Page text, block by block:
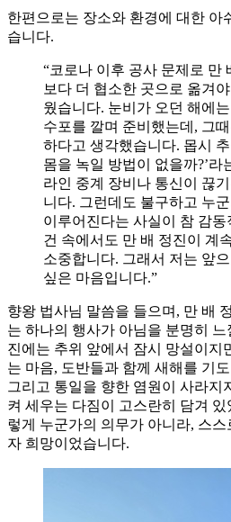
한편으로는 장소와 환경에 대한 아
습니다.
“코로나 이후 공사 문제로 만
보다 더 협소한 곳으로 옮겨
웠습니다. 눈비가 오던 해에
수포를 깔며 준비했는데, 그
하다고 생각했습니다. 몹시
몸을 녹일 방법이 없을까?’라
라인 중계 장비나 통신이 끊
니다. 그런데도 불구하고 누
이루어진다는 사실이 참 감
건 속에서도 만 배 정진이 계
소중합니다. 그래서 저는 앞
싶은 마음입니다.”
향왕 법사님 말씀을 들으며, 만 배
는 하나의 행사가 아님을 분명히
진에는 추위 앞에서 잠시 망설이지
는 마음, 도반들과 함께 새해를 기
그리고 통일을 향한 염원이 사라지
켜 세우는 다짐이 고스란히 담겨
렇게 누군가의 의무가 아니라, 스스
자 희망이었습니다.